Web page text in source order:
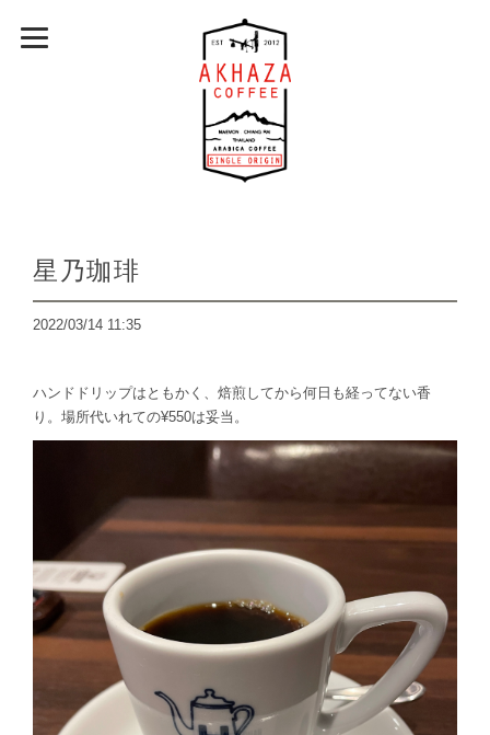
星乃珈琲
2022/03/14 11:35
ハンドドリップはともかく、焙煎してから何日も経ってない香
り。場所代いれての¥550は妥当。